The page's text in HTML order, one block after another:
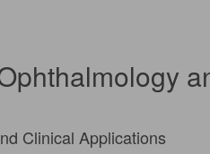
Clinical Applications